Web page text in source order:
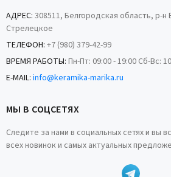
АДРЕС: 308511, Белгородская область, р-н
Стрелецкое
ТЕЛЕФОН: +7 (980) 379-42-99
ВРЕМЯ РАБОТЫ: Пн-Пт: 09:00 - 19:00 Сб-Вс:
E-MAIL: info@keramika-marika.ru
МЫ В СОЦСЕТЯХ
Следите за нами в социальных сетях и вы
всех новинок и самых актуальных